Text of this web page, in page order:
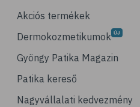
Akciós termékek
Dermokozmetikumok
Gyöngy Patika Magazin
Patika kereső
Nagyvállalati kedvezmény